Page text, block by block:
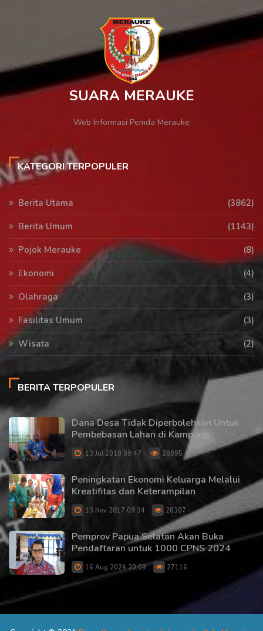
SUARA MERAUKE
Web Informasi Pemda Merauke
KATEGORI TERPOPULER
Berita Utama
(3862)
Berita Umum
(1143)
Pojok Merauke
(8)
Ekonomi
(4)
Olahraga
(3)
Fasilitas Umum
(3)
Wisata
(2)
BERITA TERPOPULER
Dana Desa Tidak Diperbolehkan Untuk
Pembebasan Lahan di Kampung
13 Jul 2018 09:47 28895
Peningkatan Ekonomi Keluarga Melalui
Kreatifitas dan Keterampilan
13 Nov 2017 09:34 28307
Pemprov Papua Selatan Akan Buka
Pendaftaran untuk 1000 CPNS 2024
16 Aug 2024 20:09 27116